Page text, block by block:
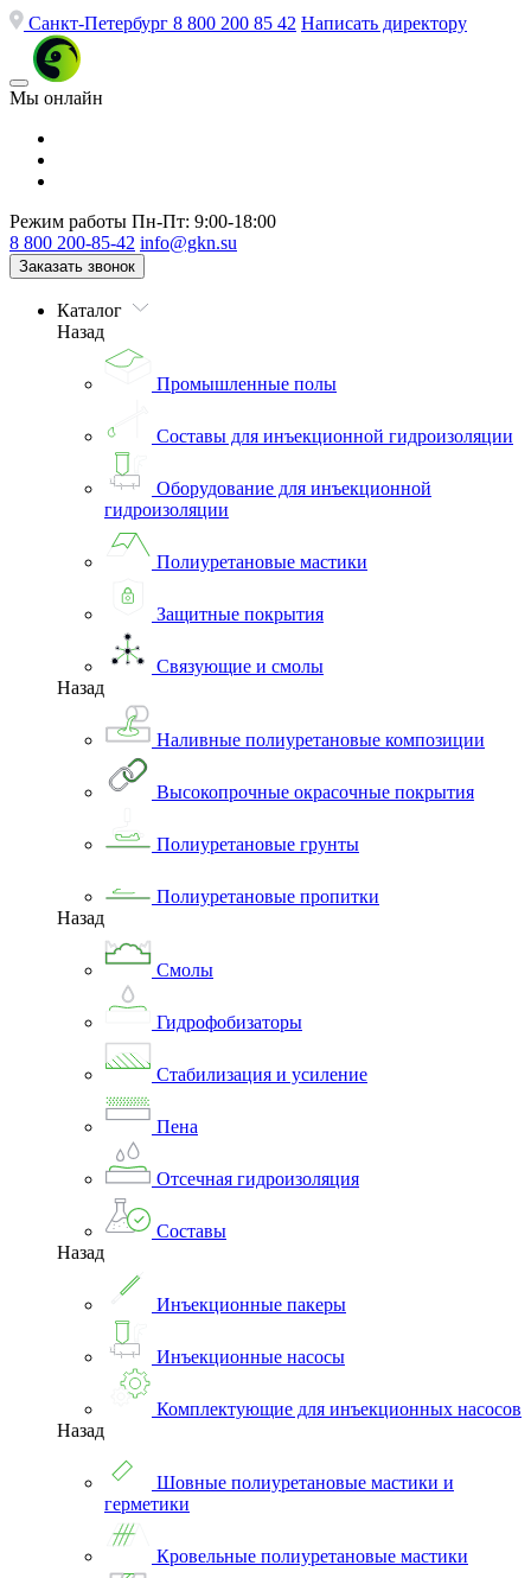
Санкт-Петербург 8 800 200 85 42 Написать директору
Мы онлайн
Режим работы Пн-Пт: 9:00-18:00
8 800 200-85-42 info@gkn.su
Заказать звонок
Каталог
Назад
Промышленные полы
Составы для инъекционной гидроизоляции
Оборудование для инъекционной
гидроизоляции
Полиуретановые мастики
Защитные покрытия
Связующие и смолы
Назад
Наливные полиуретановые композиции
Высокопрочные окрасочные покрытия
Полиуретановые грунты
Полиуретановые пропитки
Назад
Смолы
Гидрофобизаторы
Стабилизация и усиление
Пена
Отсечная гидроизоляция
Составы
Назад
Инъекционные пакеры
Инъекционные насосы
Комплектующие для инъекционных насосов
Назад
Шовные полиуретановые мастики и
герметики
Кровельные полиуретановые мастики